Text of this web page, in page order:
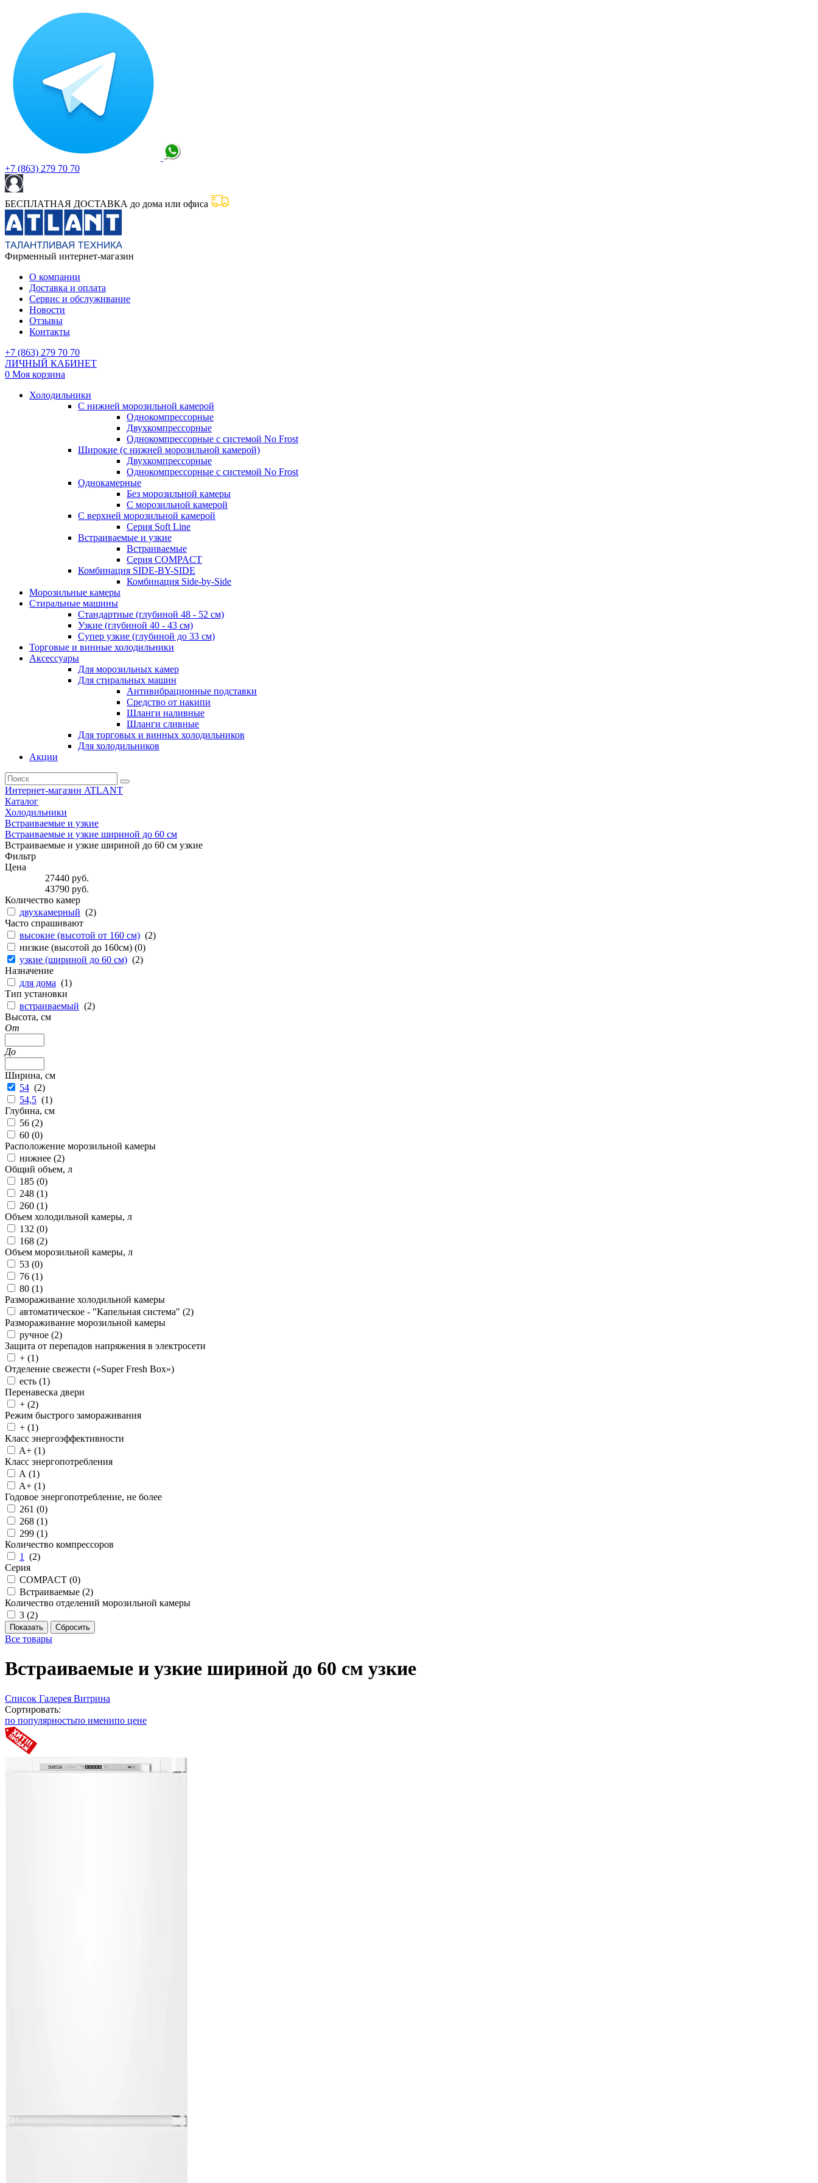
+7 (863) 279 70 70
БЕСПЛАТНАЯ ДОСТАВКА до дома или офиса
Фирменный интернет-магазин
О компании
Доставка и оплата
Сервис и обслуживание
Новости
Отзывы
Контакты
+7 (863) 279 70 70
ЛИЧНЫЙ КАБИНЕТ
0 Моя корзина
Холодильники
С нижней морозильной камерой
Однокомпрессорные
Двухкомпрессорные
Однокомпрессорные с системой No Frost
Широкие (с нижней морозильной камерой)
Двухкомпрессорные
Однокомпрессорные с системой No Frost
Однокамерные
Без морозильной камеры
С морозильной камерой
С верхней морозильной камерой
Серия Soft Line
Встраиваемые и узкие
Встраиваемые
Серия СOMPACT
Комбинация SIDE-BY-SIDE
Комбинация Side-by-Side
Морозильные камеры
Стиральные машины
Стандартные (глубиной 48 - 52 см)
Узкие (глубиной 40 - 43 см)
Супер узкие (глубиной до 33 см)
Торговые и винные холодильники
Аксессуары
Для морозильных камер
Для стиральных машин
Антивибрационные подставки
Средство от накипи
Шланги наливные
Шланги сливные
Для торговых и винных холодильников
Для холодильников
Акции
Интернет-магазин ATLANT
Каталог
Холодильники
Встраиваемые и узкие
Встраиваемые и узкие шириной до 60 см
Встраиваемые и узкие шириной до 60 см узкие
Фильтр
Цена
27440 руб.
43790 руб.
Количество камер
двухкамерный (2)
Часто спрашивают
высокие (высотой от 160 см) (2)
низкие (высотой до 160см) (0)
узкие (шириной до 60 см) (2)
Назначение
для дома (1)
Тип установки
встраиваемый (2)
Высота, см
От
До
Ширина, см
54 (2)
54,5 (1)
Глубина, см
56 (2)
60 (0)
Расположение морозильной камеры
нижнее (2)
Общий объем, л
185 (0)
248 (1)
260 (1)
Объем холодильной камеры, л
132 (0)
168 (2)
Объем морозильной камеры, л
53 (0)
76 (1)
80 (1)
Размораживание холодильной камеры
автоматическое - "Капельная система" (2)
Размораживание морозильной камеры
ручное (2)
Защита от перепадов напряжения в электросети
+ (1)
Отделение свежести («Super Fresh Box»)
есть (1)
Перенавеска двери
+ (2)
Режим быстрого замораживания
+ (1)
Класс энергоэффективности
A+ (1)
Класс энергопотребления
A (1)
A+ (1)
Годовое энергопотребление, не более
261 (0)
268 (1)
299 (1)
Количество компрессоров
1
(2)
Серия
COMPACT (0)
Встраиваемые (2)
Количество отделений морозильной камеры
3 (2)
Все товары
Встраиваемые и узкие шириной до 60 см узкие
Список Галерея Витрина
Сортировать:
по популярностьпо именипо цене